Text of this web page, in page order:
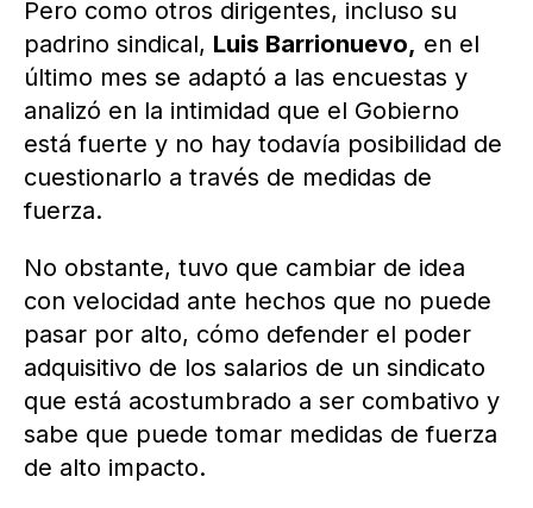
Pero como otros dirigentes, incluso su
padrino sindical, Luis Barrionuevo, en el
último mes se adaptó a las encuestas y
analizó en la intimidad que el Gobierno
está fuerte y no hay todavía posibilidad de
cuestionarlo a través de medidas de
fuerza.
No obstante, tuvo que cambiar de idea
con velocidad ante hechos que no puede
pasar por alto, cómo defender el poder
adquisitivo de los salarios de un sindicato
que está acostumbrado a ser combativo y
sabe que puede tomar medidas de fuerza
de alto impacto.